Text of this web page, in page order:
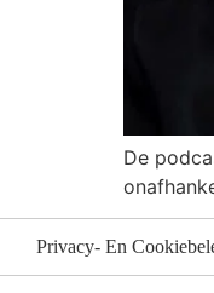
De
Privacy- En